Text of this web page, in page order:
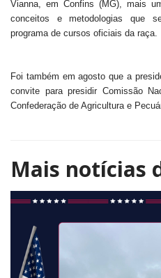
Vianna, em Confins (MG), mais
conceitos e metodologias que
programa de cursos oficiais da raça.
Foi também em agosto que a
convite para presidir Comissão
Confederação de Agricultura e
Mais notícias